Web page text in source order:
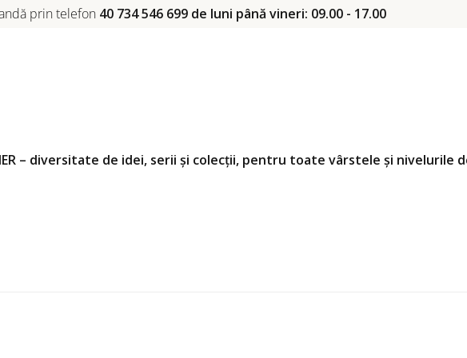
prin telefon 40 734 546 699 de luni până vineri: 09.00 - 17.00